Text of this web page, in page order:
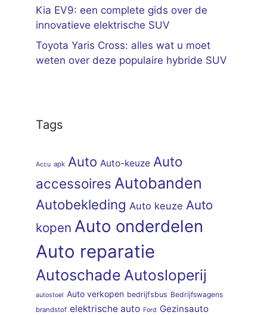
Kia EV9: een complete gids over de
innovatieve elektrische SUV
Toyota Yaris Cross: alles wat u moet
weten over deze populaire hybride SUV
Tags
Accu apk Auto Auto-keuze Auto
accessoires Autobanden
Autobekleding Auto keuze Auto
kopen Auto onderdelen
Auto reparatie
Autoschade Autosloperij
autostoel Auto verkopen bedrijfsbus Bedrijfswagens
brandstof elektrische auto Ford Gezinsauto